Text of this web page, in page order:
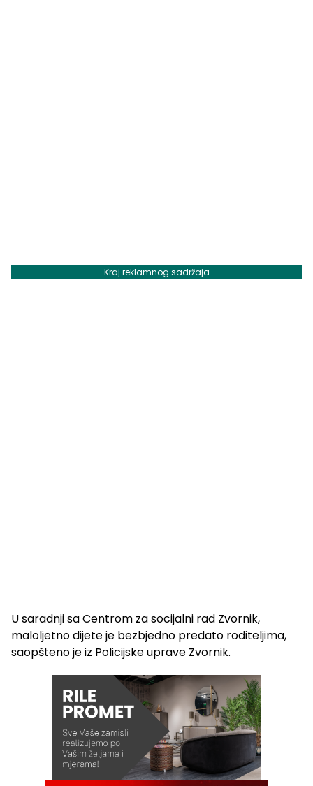
Kraj reklamnog sadržaja
U saradnji sa Centrom za socijalni rad Zvornik,
maloljetno dijete je bezbjedno predato roditeljima,
saopšteno je iz Policijske uprave Zvornik.